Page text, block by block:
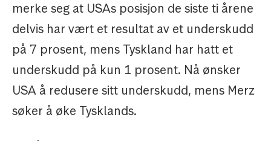
merke seg at USAs posisjon de siste ti årene
delvis har vært et resultat av et underskudd
på 7 prosent, mens Tyskland har hatt et
underskudd på kun 1 prosent. Nå ønsker
USA å redusere sitt underskudd, mens Merz
søker å øke Tysklands.